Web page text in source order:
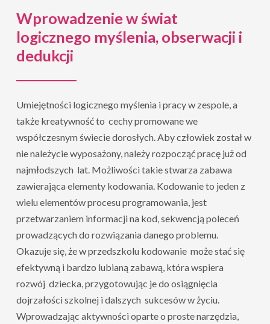
Wprowadzenie w świat
logicznego myślenia, obserwacji i
dedukcji
Umiejętności logicznego myślenia i pracy w zespole, a
także kreatywność to cechy promowane we
współczesnym świecie dorosłych. Aby człowiek został w
nie należycie wyposażony, należy rozpocząć pracę już od
najmłodszych lat. Możliwości takie stwarza zabawa
zawierająca elementy kodowania. Kodowanie to jeden z
wielu elementów procesu programowania, jest
przetwarzaniem informacji na kod, sekwencją poleceń
prowadzących do rozwiązania danego problemu.
Okazuje się, że w przedszkolu kodowanie może stać się
efektywną i bardzo lubianą zabawą, która wspiera
rozwój dziecka, przygotowując je do osiągnięcia
dojrzałości szkolnej i dalszych sukcesów w życiu.
Wprowadzając aktywności oparte o proste narzędzia,